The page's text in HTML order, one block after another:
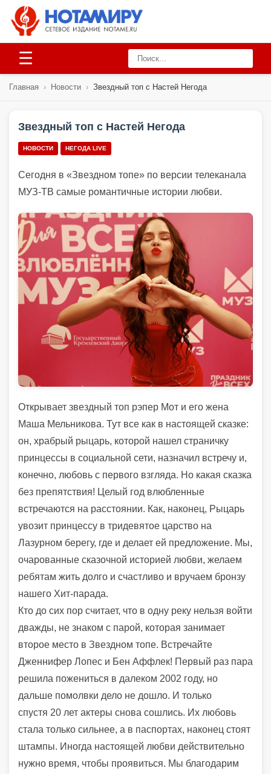
☰
Главная › Новости › Звездный топ с Настей Негода
Звездный топ с Настей Негода
НОВОСТИ НЕГОДА LIVE
Сегодня в «Звездном топе» по версии телеканала
МУЗ-ТВ самые романтичные истории любви.
Открывает звездный топ рэпер Мот и его жена
Маша Мельникова. Тут все как в настоящей сказке:
он, храбрый рыцарь, которой нашел страничку
принцессы в социальной сети, назначил встречу и,
конечно, любовь с первого взгляда. Но какая сказка
без препятствия! Целый год влюбленные
встречаются на расстоянии. Как, наконец, Рыцарь
увозит принцессу в тридевятое царство на
Лазурном берегу, где и делает ей предложение. Мы,
очарованные сказочной историей любви, желаем
ребятам жить долго и счастливо и вручаем бронзу
нашего Хит-парада.
Кто до сих пор считает, что в одну реку нельзя войти
дважды, не знаком с парой, которая занимает
второе место в Звездном топе. Встречайте
Дженнифер Лопес и Бен Аффлек! Первый раз пара
решила пожениться в далеком 2002 году, но
дальше помолвки дело не дошло. И только
спустя 20 лет актеры снова сошлись. Их любовь
стала только сильнее, а в паспортах, наконец стоят
штампы. И ногда настоящей любви действительно
нужно время, чтобы проявиться. Мы благодарим